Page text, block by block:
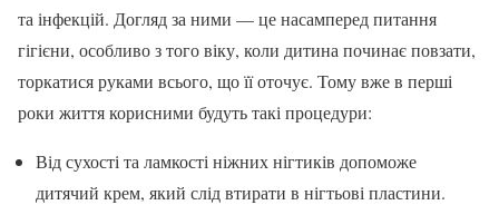
та інфекцій. Догляд за ними — це насамперед питання
гігієни, особливо з того віку, коли дитина починає повзати,
торкатися руками всього, що її оточує. Тому вже в перші
роки життя корисними будуть такі процедури:
Від сухості та ламкості ніжних нігтиків допоможе
дитячий крем, який слід втирати в нігтьові пластини.